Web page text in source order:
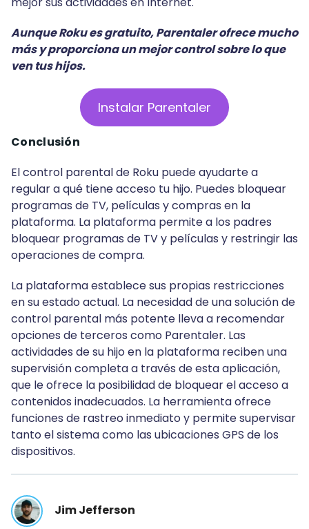
Aunque Roku es gratuito, Parentaler ofrece mucho
más y proporciona un mejor control sobre lo que
ven tus hijos.
Instalar Parentaler
Conclusión
El control parental de Roku puede ayudarte a
regular a qué tiene acceso tu hijo. Puedes bloquear
programas de TV, películas y compras en la
plataforma. La plataforma permite a los padres
bloquear programas de TV y películas y restringir las
operaciones de compra.
La plataforma establece sus propias restricciones
en su estado actual. La necesidad de una solución de
control parental más potente lleva a recomendar
opciones de terceros como Parentaler. Las
actividades de su hijo en la plataforma reciben una
supervisión completa a través de esta aplicación,
que le ofrece la posibilidad de bloquear el acceso a
contenidos inadecuados. La herramienta ofrece
funciones de rastreo inmediato y permite supervisar
tanto el sistema como las ubicaciones GPS de los
dispositivos.
Jim Jefferson